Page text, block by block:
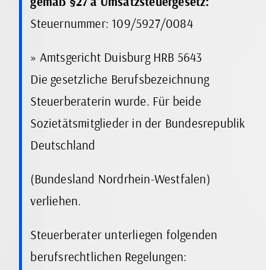
Steuernummer: 109/5927/0084
» Amtsgericht Duisburg HRB 5643
Die gesetzliche Berufsbezeichnung
Steuerberaterin wurde. Für beide
Sozietätsmitglieder in der Bundesrepublik
Deutschland
(Bundesland Nordrhein-Westfalen)
verliehen.
Steuerberater unterliegen folgenden
berufsrechtlichen Regelungen: